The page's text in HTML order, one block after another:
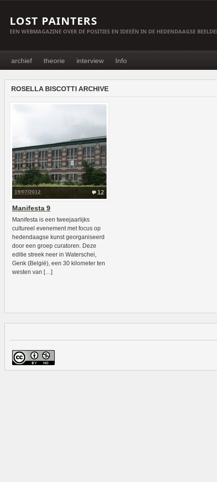
LOST PAINTERS
EEN WEBMAGAZINE OVER DE POSITIES EN IDEEËN IN DE HEDENDAAGSE
archief theorie interview Info
ROSELLA BISCOTTI ARCHIVE
12
19/07/2012
Manifesta 9
Manifesta is een tweejaarlijks
cultureel evenement met focus op
hedendaagse kunst georganiseerd
door een groep curatoren. Deze
editie streek neer in Waterschei,
Genk (België), een 30 kilometer ten
westen van […]